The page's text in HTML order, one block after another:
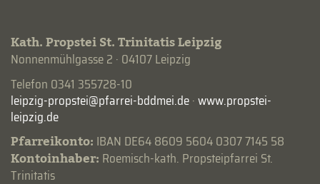
Kath. Propstei St. Trinitatis Leipzig
Nonnenmühlgasse 2 · 04107 Leipzig
Telefon 0341 355728-10
·www.propstei-
leipzig.de
Pfarreikonto: IBAN DE64 8609 5604 0307 7145 58
Kontoinhaber: Roemisch-kath. Propsteipfarrei St.
Trinitatis